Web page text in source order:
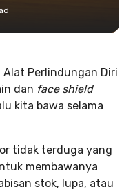
Alat Perlindungan Diri
dan face shield
kita bawa selama
tidak terduga yang
membawanya
stok, lupa, atau